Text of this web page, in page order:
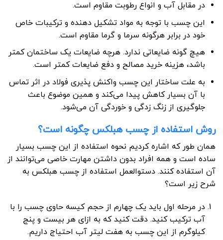
در مقابل آب و انواع رطوبت مقاوم است.
این چسب با توجه به مواد تشکیل دهنده و ترکیبات خاص
خود در برابر هرگونه سرما و گرما مقاوم است.
هیچ گونه ضایعاتی ندارد. هرچه ضایعات یک ساختمان کمتر
باشد، هزینه خرید مصالح و دفع ضایعات کمتر است.
به علت ساختار این چسب واکنش پذیری فولاد در اثر تماس
با آن بسیار کاهش پیدا می‌کند و همین موضوع باعث
جلوگیری از زنگ زدگی و خوردگی آن می‌شود.
روش استفاده از چسب هبلکس چگونه است؟
همان طور که اشاره کردیم نحوه استفاده از این چسب بسیار
ساده است و همه افراد بدون داشتن مهارت خاصی می‌توانند از
آن استفاده کنند. دستوالعمل استفاده از چسب هبلکس به
شرح زیر است؟
در مرحله اول باید یک چهارم از حجم کیسه حاوی چسب را با
آب ترکیب کنید. دقت کنید که به ازای هر بیست و پنج
کیلوگرم از این چسب به هفت لیتر آب احتیاج داریم.